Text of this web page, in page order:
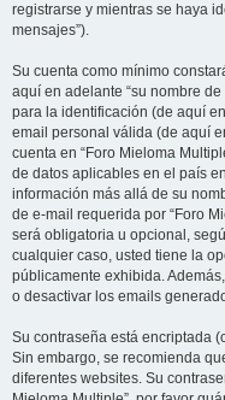
registrarse y mientras se haya
mensajes”).
Su cuenta como mínimo
aquí en adelante “su nombre
para la identificación (de aquí
email personal válida (de aquí
cuenta en “Foro Mieloma
de datos aplicables en el país
información más allá de su
de e-mail requerida por “Foro
será obligatoria u opcional,
cualquier caso, usted tiene la
públicamente exhibida.
o desactivar los emails
Su contraseña está encriptada
Sin embargo, se recomienda
diferentes websites. Su